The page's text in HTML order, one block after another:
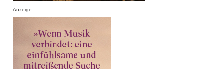
Anzeige